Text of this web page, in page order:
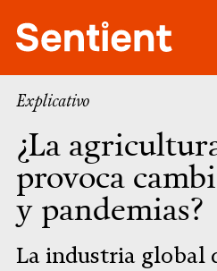
Explicativo
¿La
provoca
y pandemias?
La industria global